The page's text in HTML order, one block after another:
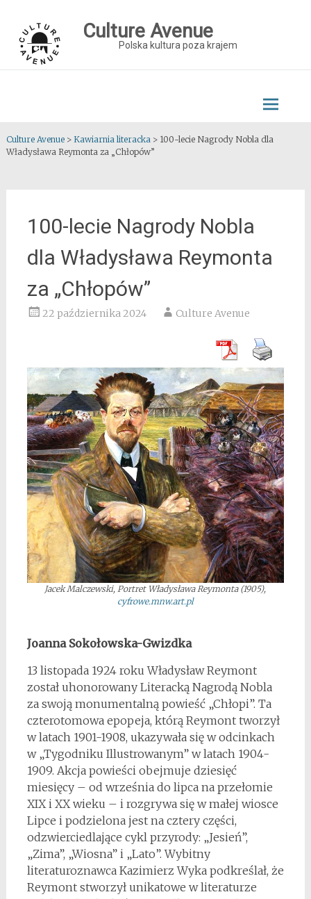
content
Culture Avenue
Polska kultura poza krajem
Culture Avenue> Kawiarnia literacka> 100-lecie Nagrody Nobla dla
Władysława Reymonta za „Chłopów”
100-lecie Nagrody Nobla
dla Władysława Reymonta
za „Chłopów”
22 października 2024 Culture Avenue
Jacek Malczewski, Portret Władysława Reymonta (1905),
cyfrowe.mnw.art.pl
Joanna Sokołowska-Gwizdka
13 listopada 1924 roku Władysław Reymont
został uhonorowany Literacką Nagrodą Nobla
za swoją monumentalną powieść „Chłopi”. Ta
czterotomowa epopeja, którą Reymont tworzył
w latach 1901-1908, ukazywała się w odcinkach
w „Tygodniku Illustrowanym” w latach 1904-
1909. Akcja powieści obejmuje dziesięć
miesięcy – od września do lipca na przełomie
XIX i XX wieku – i rozgrywa się w małej wiosce
Lipce i podzielona jest na cztery części,
odzwierciedlające cykl przyrody: „Jesień”,
„Zima”, „Wiosna” i „Lato”. Wybitny
literaturoznawca Kazimierz Wyka podkreślał, że
Reymont stworzył unikatowe w literaturze